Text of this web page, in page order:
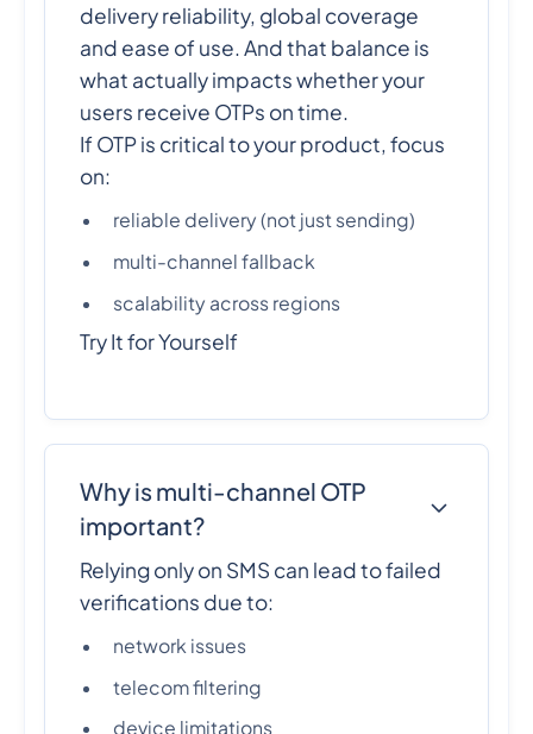
delivery reliability, global coverage
and ease of use. And that balance is
what actually impacts whether your
users receive OTPs on time.
If OTP is critical to your product, focus
on:
reliable delivery (not just sending)
multi-channel fallback
scalability across regions
Try It for Yourself
Why is multi-channel OTP
important?
Relying only on SMS can lead to failed
verifications due to:
network issues
telecom filtering
device limitations